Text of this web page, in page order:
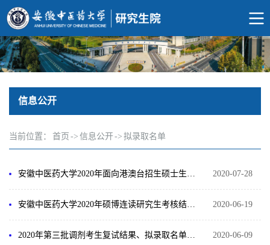
信息公开
当前位置： 首页 -> 信息公开-> 拟录取名单
2020-07-28
2020-06-19
2020-06-09